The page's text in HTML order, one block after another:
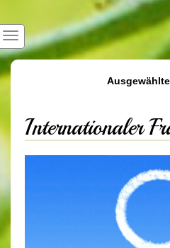
Internationaler